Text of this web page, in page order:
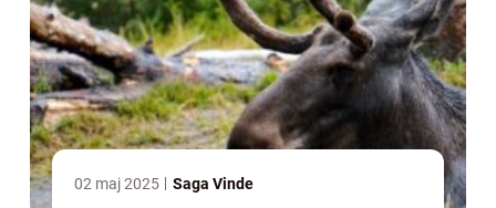
02 maj 2025 Saga Vinde